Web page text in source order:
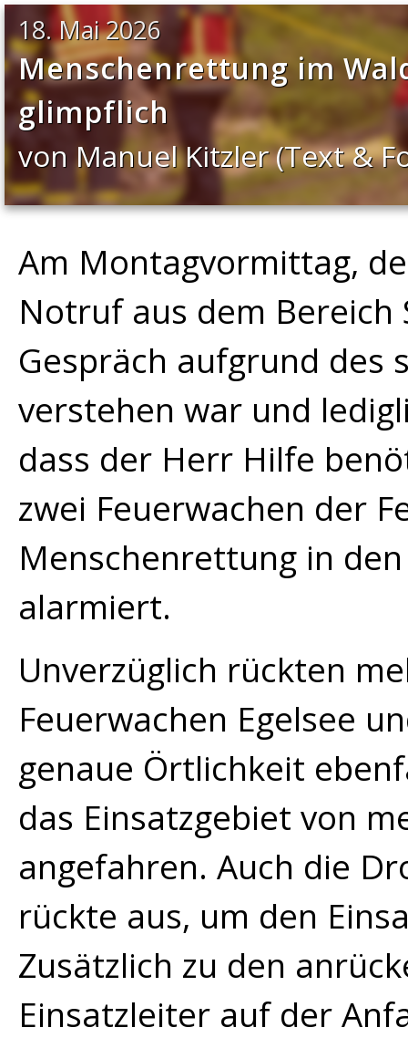
18. Mai 2026
Menschenrettung im
glimpflich
von Manuel Kitzler (Text &
Am Montagvormittag,
Notruf aus dem Bereich
Gespräch aufgrund des
verstehen war und
dass der Herr Hilfe
zwei Feuerwachen der
Menschenrettung in
alarmiert.
Unverzüglich rückten
Feuerwachen Egelsee
genaue Örtlichkeit
das Einsatzgebiet von
angefahren. Auch die
rückte aus, um den
Zusätzlich zu den
Einsatzleiter auf der